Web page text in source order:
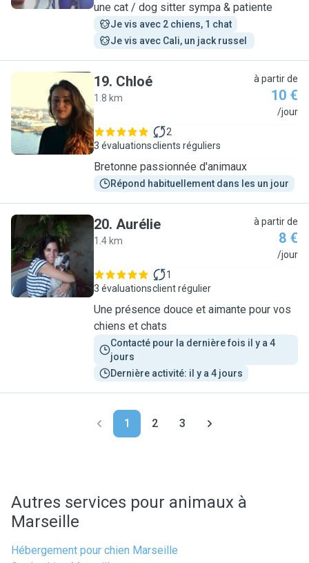
une cat / dog sitter sympa & patiente
Je vis avec 2 chiens, 1 chat
Je vis avec Cali, un jack russel
C
19. Chloé
1.8 km
à partir de
10 €
/jour
3 évaluations
2
clients réguliers
Bretonne passionnée d'animaux
Répond habituellement dans les un jour
A
20. Aurélie
1.4 km
à partir de
8 €
/jour
3 évaluations
1
client régulier
Une présence douce et aimante pour vos
chiens et chats
Contacté pour la dernière fois il y a 4
jours
Dernière activité: il y a 4 jours
1 2 3
Autres services pour animaux à
Marseille
Hébergement pour chien Marseille